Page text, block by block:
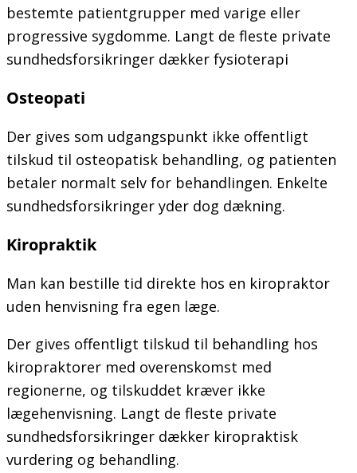
bestemte patientgrupper med varige eller
progressive sygdomme. Langt de fleste private
sundhedsforsikringer dækker fysioterapi
Osteopati
Der gives som udgangspunkt ikke offentligt
tilskud til osteopatisk behandling, og patienten
betaler normalt selv for behandlingen. Enkelte
sundhedsforsikringer yder dog dækning.
Kiropraktik
Man kan bestille tid direkte hos en kiropraktor
uden henvisning fra egen læge.
Der gives offentligt tilskud til behandling hos
kiropraktorer med overenskomst med
regionerne, og tilskuddet kræver ikke
lægehenvisning. Langt de fleste private
sundhedsforsikringer dækker kiropraktisk
vurdering og behandling.